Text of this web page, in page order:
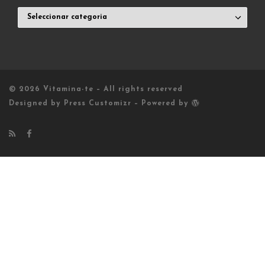
VITAMINADOS
© 2026 Vitamina-te – All rights reserved
Designed by
Press Customizr – Powered by